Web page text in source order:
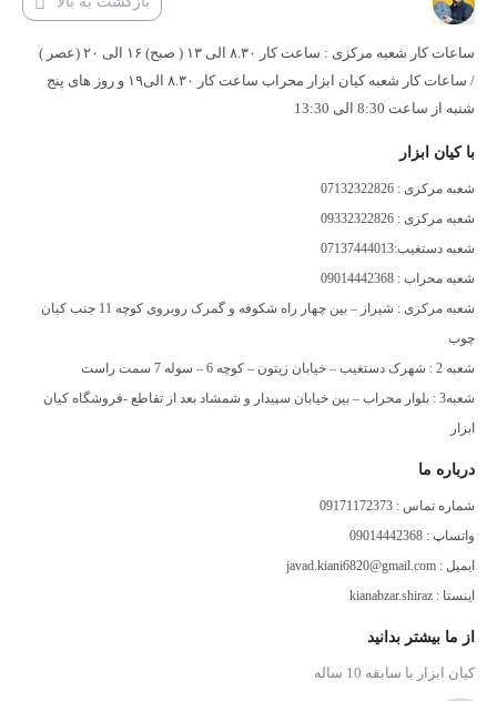
ساعات کار شعبه مرکزی : ساعت کار ۸.۳۰ الی ۱۳ ( صبح) ۱۶ الی ۲۰ (عصر )
/ ساعات کار شعبه کیان ابزار محراب ساعت کار ۸.۳۰ الی۱۹ و روز های پنج
شنبه از ساعت 8:30 الی 13:30
با کیان ابزار
شعبه مرکزی : 07132322826
شعبه مرکزی : 09332322826
شعبه دستغیب:07137444013
شعبه محراب : 09014442368
شعبه مرکزی : شیراز – بین چهار راه شکوفه و گمرک روبروی کوچه 11 جنب کیان
چوب
شعبه 2 : شهرک دستغیب – خیابان زیتون – کوچه 6 – سوله 7 سمت راست
شعبه3 : بلوار محراب – بین خیابان سپیدار و شمشاد بعد از تقاطع -فروشگاه کیان
ابزار
درباره ما
شماره تماس : 09171172373
واتساپ : 09014442368
ایمیل : javad.kiani6820@gmail.com
اینستا : kianabzar.shiraz
از ما بیشتر بدانید
کیان ابزار با سابقه 10 ساله